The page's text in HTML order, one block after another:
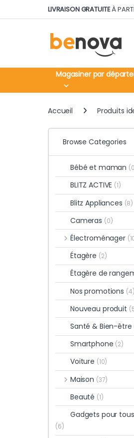
Skip to navigation
Skip to contentLIVRAISON GRATUITEÀ
Magasiner par
Accueil Produits
Browse Categories
Bébé et maman
BLITZ ACTIVE (1)
Blitz Appliances (8)
Cameras (0)
Électroménager
Étagère (2)
Étagère de
Nos promotions (4)
Nouveau produit
Santé & Bien-être
Smartphone (2)
Voiture (10)
Maison (37)
Beauté (1)
Gadgets pour
(6)